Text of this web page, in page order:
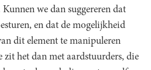
we dan suggereren dat
en dat de mogelijkheid
dit element te manipuleren
zit het dan met aardstuurders, die